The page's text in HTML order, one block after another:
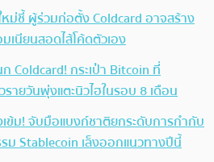
ม่ชี้ ผู้ร่วมก่อตั้ง Coldcard อาจสร้าง
นียนสอดไส้โค้ดตัวเอง
Coldcard! กระเป๋า Bitcoin ที่
รายวันพุ่งแตะนิวไฮในรอบ 8 เดือน
ข้ม! จับมือแบงก์ชาติยกระดับการกำกับ
ม Stablecoin เล็งออกแนวทางปีนี้